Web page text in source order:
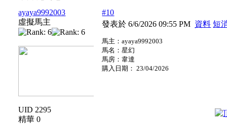
ayaya9992003
虛擬馬主
UID 2295
精華 0
#10
發表於 6/6/2026 09:55 PM 資料 短
馬主：ayaya9992003
馬名：星幻
馬房：韋達
購入日期： 23/04/2026